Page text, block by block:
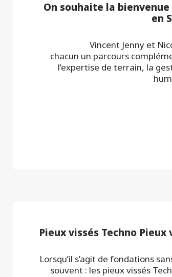
On souhaite la
en
Vincent Jenny et
chacun un parcours
l’expertise de terrain, la
Pieux vissés Techno
Lorsqu’il s’agit de fondations
souvent : les pieux vissés